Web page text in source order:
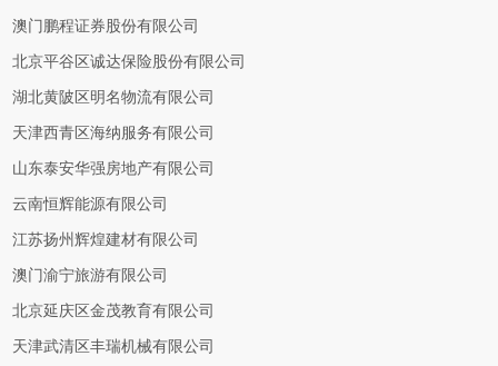
澳门鹏程证券股份有限公司
北京平谷区诚达保险股份有限公司
湖北黄陂区明名物流有限公司
天津西青区海纳服务有限公司
山东泰安华强房地产有限公司
云南恒辉能源有限公司
江苏扬州辉煌建材有限公司
澳门渝宁旅游有限公司
北京延庆区金茂教育有限公司
天津武清区丰瑞机械有限公司